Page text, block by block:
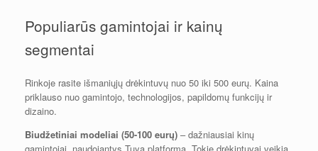
Populiarūs gamintojai ir kainų
segmentai
Rinkoje rasite išmaniųjų drėkintuvų nuo 50 iki 500 eurų. Kaina
priklauso nuo gamintojo, technologijos, papildomų funkcijų ir
dizaino.
Biudžetiniai modeliai (50-100 eurų) – dažniausiai kinų